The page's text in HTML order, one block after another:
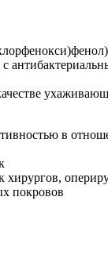
в
хирургов,
покровов